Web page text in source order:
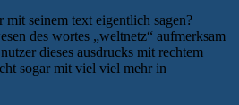
mit seinem text eigentlich sagen?
des wortes „weltnetz“ aufmerksam
dieses ausdrucks mit rechtem
sogar mit viel viel mehr in